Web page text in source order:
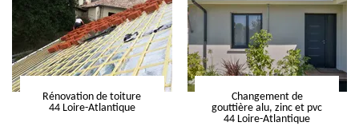
Rénovation de toiture
44 Loire-Atlantique
Changement de
gouttière alu, zinc et pvc
44 Loire-Atlantique